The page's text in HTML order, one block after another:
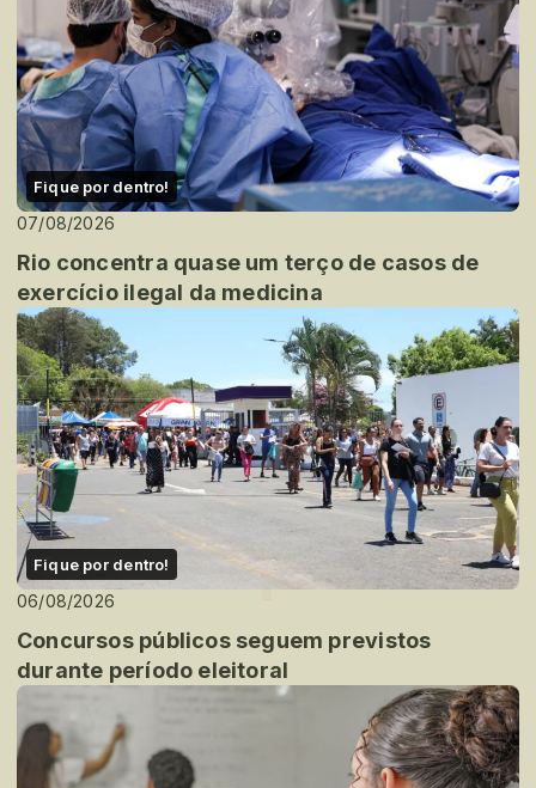
Fique por dentro!
07/08/2026
Rio concentra quase um terço de casos de
exercício ilegal da medicina
Fique por dentro!
06/08/2026
Concursos públicos seguem previstos
durante período eleitoral